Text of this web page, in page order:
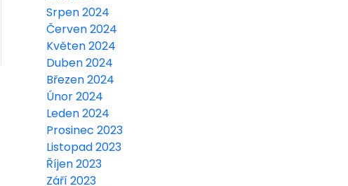
Srpen 2024
Červen 2024
Květen 2024
Duben 2024
Březen 2024
Únor 2024
Leden 2024
Prosinec 2023
Listopad 2023
Říjen 2023
Září 2023